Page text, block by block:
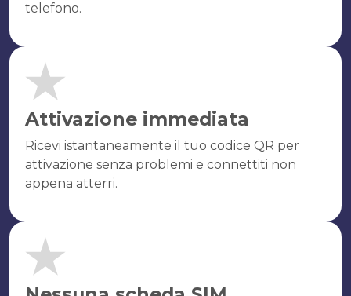
telefono.
Attivazione immediata
Ricevi istantaneamente il tuo codice QR per
attivazione senza problemi e connettiti non
appena atterri.